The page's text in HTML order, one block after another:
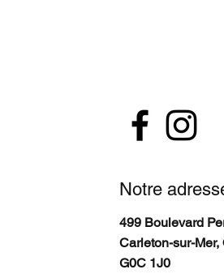
Notre
499 Boulevard
Carleton-sur-
G0C 1J0